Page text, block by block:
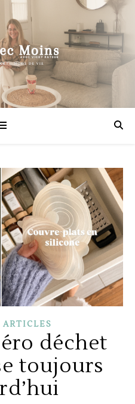
déchet
toujours